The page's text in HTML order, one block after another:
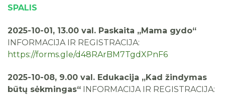
SPALIS
2025-10-01, 13.00 val. Paskaita „Mama gydo“
INFORMACIJA IR REGISTRACIJA:
https://forms.gle/d48RArBM7TgdXPnF6
2025-10-08, 9.00 val. Edukacija „Kad žindymas
būtų sėkmingas“ INFORMACIJA IR REGISTRACIJA: